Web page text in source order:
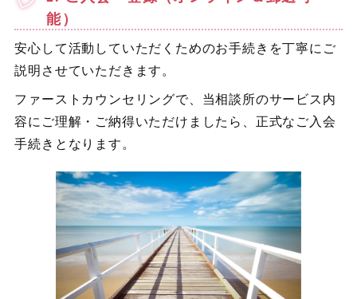
能）
安心して活動していただくためのお手続きを丁寧にご
説明させていただきます。
ファーストカウンセリングで、当相談所のサービス内
容にご理解・ご納得いただけましたら、正式なご入会
手続きとなります。